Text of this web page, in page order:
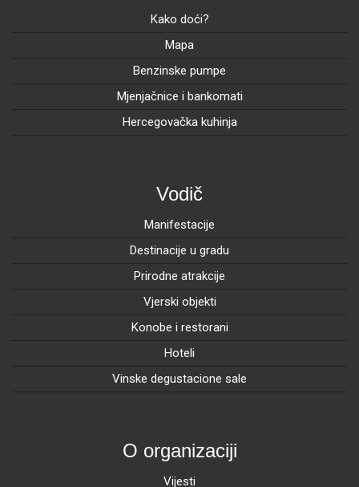
Kako doći?
Mapa
Benzinske pumpe
Mjenjačnice i bankomati
Hercegovačka kuhinja
Vodič
Manifestacije
Destinacije u gradu
Prirodne atrakcije
Vjerski objekti
Konobe i restorani
Hoteli
Vinske degustacione sale
O organizaciji
Vijesti